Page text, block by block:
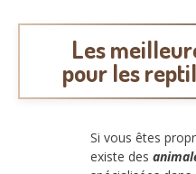
Les
pour les
Si vous êtes
existe des